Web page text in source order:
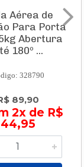
Aérea de
Para Porta
Abertura
180º ...
328790
89,90
2x de R$
44,95